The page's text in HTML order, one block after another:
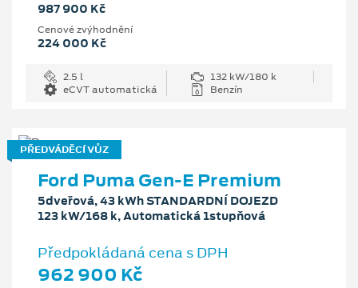
987 900 Kč
Cenové zvýhodnění
224 000 Kč
2.5 l
132 kW/180 k
eCVT automatická
Benzín
PŘEDVÁDĚCÍ VŮZ
Ford Puma Gen-E Premium
5dveřová, 43 kWh STANDARDNÍ DOJEZD
123 kW/168 k, Automatická 1stupňová
Předpokládaná cena s DPH
962 900 Kč